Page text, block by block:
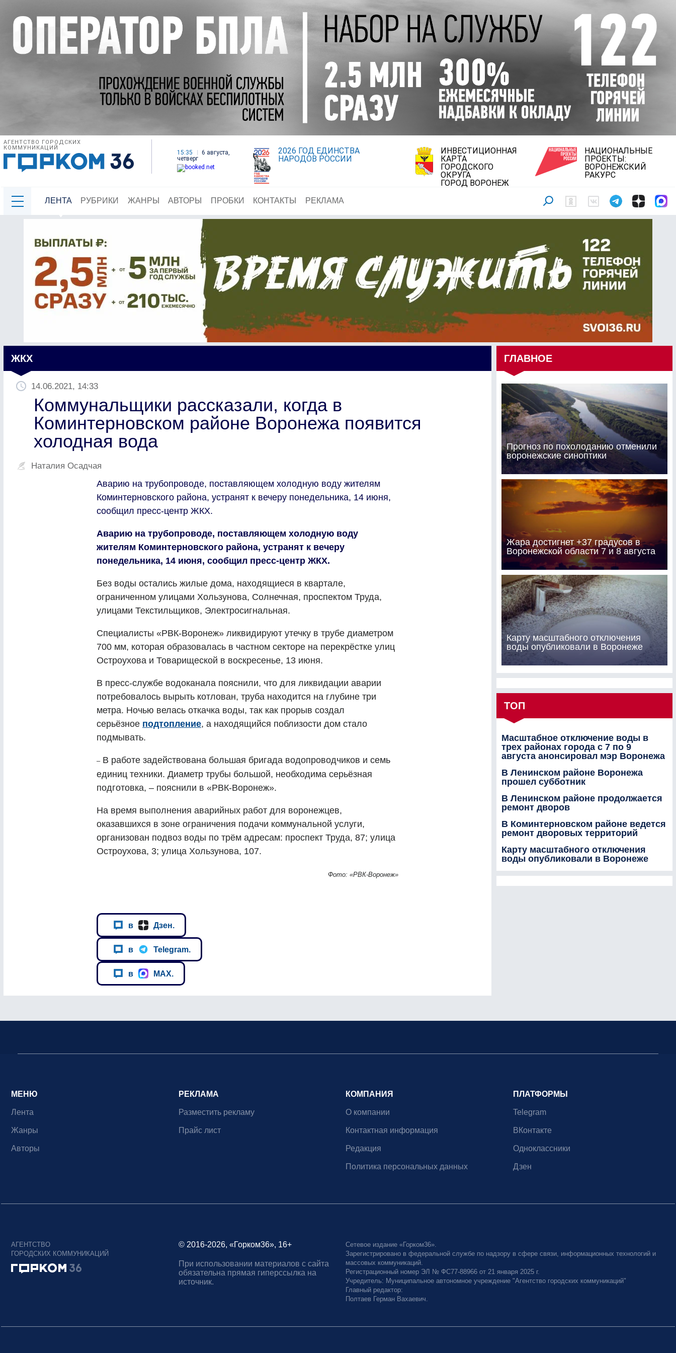
АГЕНТСТВО ГОРОДСКИХ
КОММУНИКАЦИЙ
15:35
6 августа,
четверг
2026 ГОД ЕДИНСТВА
НАРОДОВ РОССИИ
ИНВЕСТИЦИОННАЯ
КАРТА
ГОРОДСКОГО
ОКРУГА
ГОРОД ВОРОНЕЖ
НАЦИОНАЛЬНЫЕ
ПРОЕКТЫ:
ВОРОНЕЖСКИЙ
РАКУРС
ЛЕНТА РУБРИКИ ЖАНРЫ АВТОРЫ ПРОБКИ КОНТАКТЫ РЕКЛАМА
ЖКХ
14.06.2021, 14:33
Коммунальщики рассказали, когда в
Коминтерновском районе Воронежа появится
холодная вода
Наталия Осадчая
Аварию на трубопроводе, поставляющем холодную воду жителям
Коминтерновского района, устранят к вечеру понедельника, 14 июня,
сообщил пресс-центр ЖКХ.
Аварию на трубопроводе, поставляющем холодную воду
жителям Коминтерновского района, устранят к вечеру
понедельника, 14 июня, сообщил пресс-центр ЖКХ.
Без воды остались жилые дома, находящиеся в квартале,
ограниченном улицами Хользунова, Солнечная, проспектом Труда,
улицами Текстильщиков, Электросигнальная.
Специалисты «РВК-Воронеж» ликвидируют утечку в трубе диаметром
700 мм, которая образовалась в частном секторе на перекрёстке улиц
Остроухова и Товарищеской в воскресенье, 13 июня.
В пресс-службе водоканала пояснили, что для ликвидации аварии
потребовалось вырыть котлован, труба находится на глубине три
метра. Ночью велась откачка воды, так как прорыв создал
серьёзное подтопление, а находящийся поблизости дом стало
подмывать.
–В работе задействована большая бригада водопроводчиков и семь
единиц техники. Диаметр трубы большой, необходима серьёзная
подготовка, – пояснили в «РВК-Воронеж».
На время выполнения аварийных работ для воронежцев,
оказавшихся в зоне ограничения подачи коммунальной услуги,
организован подвоз воды по трём адресам: проспект Труда, 87; улица
Остроухова, 3; улица Хользунова, 107.
Фото: «РВК-Воронеж»
в Дзен.
в Telegram.
в MAX.
ГЛАВНОЕ
Прогноз по похолоданию отменили
воронежские синоптики
Жара достигнет +37 градусов в
Воронежской области 7 и 8 августа
Карту масштабного отключения
воды опубликовали в Воронеже
ТОП
Масштабное отключение воды в
трех районах города с 7 по 9
августа анонсировал мэр Воронежа
В Ленинском районе Воронежа
прошел субботник
В Ленинском районе продолжается
ремонт дворов
В Коминтерновском районе ведется
ремонт дворовых территорий
Карту масштабного отключения
воды опубликовали в Воронеже
МЕНЮ
Лента
Жанры
Авторы
РЕКЛАМА
Разместить рекламу
Прайс лист
КОМПАНИЯ
О компании
Контактная информация
Редакция
Политика персональных данных
ПЛАТФОРМЫ
Telegram
ВКонтакте
Одноклассники
Дзен
АГЕНТСТВО
ГОРОДСКИХ КОММУНИКАЦИЙ
© 2016-2026, «Горком36», 16+
При использовании материалов с сайта
обязательна прямая гиперссылка на
источник.
Сетевое издание «Горком36».
Зарегистрировано в федеральной службе по надзору в сфере связи, информационных технологий и
массовых коммуникаций.
Регистрационный номер ЭЛ № ФС77-88966 от 21 января 2025 г.
Учредитель: Муниципальное автономное учреждение "Агентство городских коммуникаций"
Главный редактор:
Полтаев Герман Вахаевич.